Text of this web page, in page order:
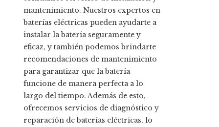
mantenimiento. Nuestros expertos en
baterías eléctricas pueden ayudarte a
instalar la batería seguramente y
eficaz, y también podemos brindarte
recomendaciones de mantenimiento
para garantizar que la batería
funcione de manera perfecta a lo
largo del tiempo. Además de esto,
ofrecemos servicios de diagnóstico y
reparación de baterías eléctricas, lo